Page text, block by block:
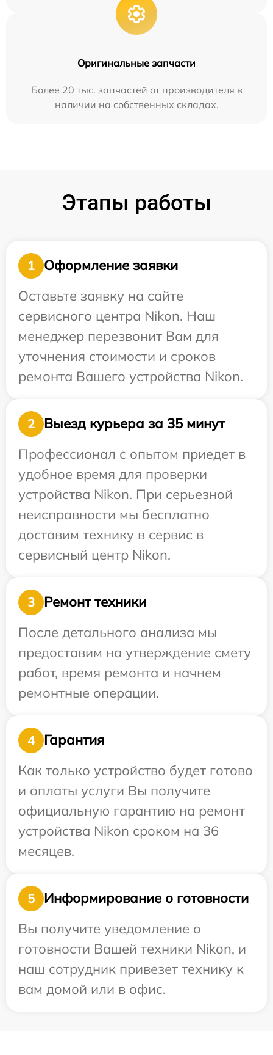
Оригинальные запчасти
Более 20 тыс. запчастей от производителя в
наличии на собственных складах.
Этапы работы
1
Оформление заявки
Оставьте заявку на сайте
сервисного центра Nikon. Наш
менеджер перезвонит Вам для
уточнения стоимости и сроков
ремонта Вашего устройства Nikon.
2
Выезд курьера за 35 минут
Профессионал с опытом приедет в
удобное время для проверки
устройства Nikon. При серьезной
неисправности мы бесплатно
доставим технику в сервис в
сервисный центр Nikon.
3
Ремонт техники
После детального анализа мы
предоставим на утверждение смету
работ, время ремонта и начнем
ремонтные операции.
4
Гарантия
Как только устройство будет готово
и оплаты услуги Вы получите
официальную гарантию на ремонт
устройства Nikon сроком на 36
месяцев.
5
Информирование о готовности
Вы получите уведомление о
готовности Вашей техники Nikon, и
наш сотрудник привезет технику к
вам домой или в офис.